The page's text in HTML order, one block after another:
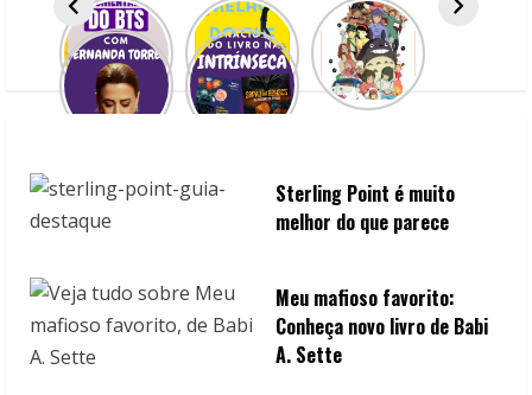
Sterling Point é muito
melhor do que parece
Meu mafioso favorito:
Conheça novo livro de Babi
A. Sette